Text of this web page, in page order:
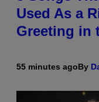
Used As a
Greeting in
55 minutes agoBy